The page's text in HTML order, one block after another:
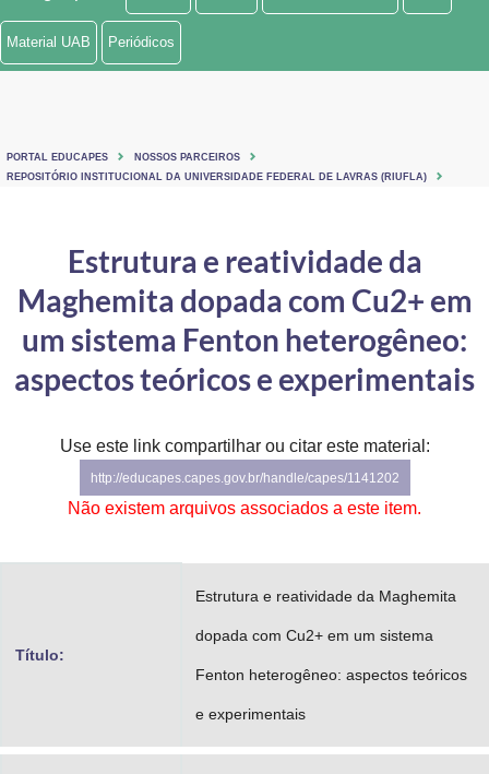
Ministério de Minas e Energia
Ministério do Turismo
Controladoria-Geral da União
Ministério da Mulher, da Família e dos Direitos Humanos
Gabinete de Segurança Institucional
Advocacia-Geral da União
Material UAB Periódicos
PORTAL EDUCAPES
NOSSOS PARCEIROS
REPOSITÓRIO INSTITUCIONAL DA UNIVERSIDADE FEDERAL DE LAVRAS (RIUFLA)
Estrutura e reatividade da
Maghemita dopada com Cu2+ em
um sistema Fenton heterogêneo:
aspectos teóricos e experimentais
Use este link compartilhar ou citar este material:
http://educapes.capes.gov.br/handle/capes/1141202
Não existem arquivos associados a este item.
Título:
Estrutura e reatividade da Maghemita
dopada com Cu2+ em um sistema
Fenton heterogêneo: aspectos teóricos
e experimentais